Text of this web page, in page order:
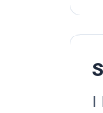
I